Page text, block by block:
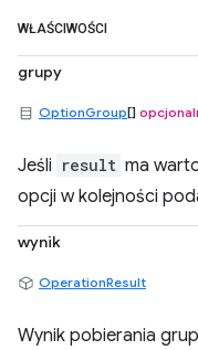
WŁAŚCIWOŚCI
grupy
OptionGroup[]
Jeśli result ma
opcji w kolejności
wynik
OperationResult
Wynik pobierania